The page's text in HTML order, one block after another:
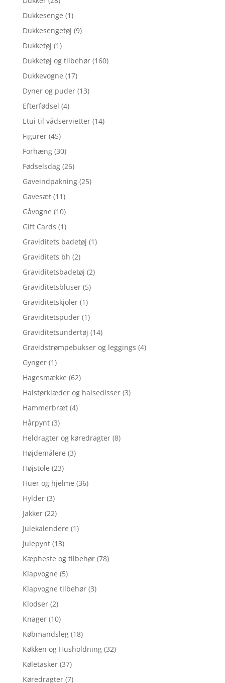
Dukkesenge (1)
Dukkesengetøj (9)
Dukketøj (1)
Dukketøj og tilbehør (160)
Dukkevogne (17)
Dyner og puder (13)
Efterfødsel (4)
Etui til vådservietter (14)
Figurer (45)
Forhæng (30)
Fødselsdag (26)
Gaveindpakning (25)
Gavesæt (11)
Gåvogne (10)
Gift Cards (1)
Graviditets badetøj (1)
Graviditets bh (2)
Graviditetsbadetøj (2)
Graviditetsbluser (5)
Graviditetskjoler (1)
Graviditetspuder (1)
Graviditetsundertøj (14)
Gravidstrømpebukser og leggings (4)
Gynger (1)
Hagesmække (62)
Halstørklæder og halsedisser (3)
Hammerbræt (4)
Hårpynt (3)
Heldragter og køredragter (8)
Højdemålere (3)
Højstole (23)
Huer og hjelme (36)
Hylder (3)
Jakker (22)
Julekalendere (1)
Julepynt (13)
Kæpheste og tilbehør (78)
Klapvogne (5)
Klapvogne tilbehør (3)
Klodser (2)
Knager (10)
Købmandsleg (18)
Køkken og Husholdning (32)
Køletasker (37)
Køredragter (7)